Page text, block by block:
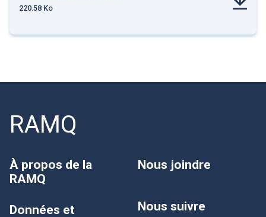
220.58 Ko
RAMQ
À propos de la
RAMQ
Données et
Nous joindre
Nous suivre